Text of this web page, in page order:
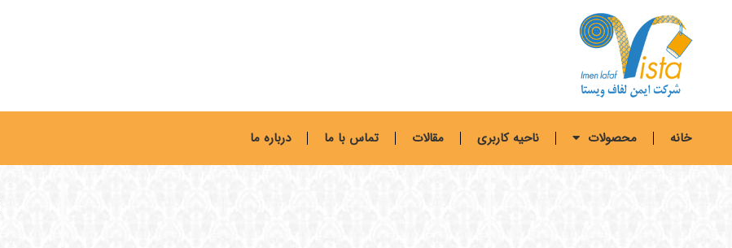
خانه محصولات ناحیه کاربری مقالات تماس با ما درباره ما